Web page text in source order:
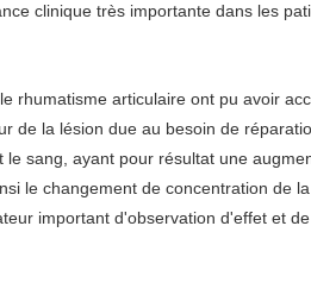
clinique très importante dans les
rhumatisme articulaire ont pu avoir
de la lésion due au besoin de
sang, ayant pour résultat une
le changement de concentration de
important d'observation d'effet et